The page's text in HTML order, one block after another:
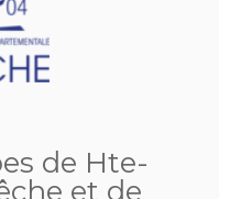
de Hte-
et de